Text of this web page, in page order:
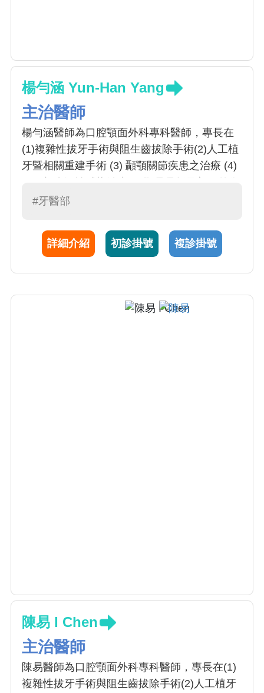
楊勻涵 Yun-Han Yang
主治醫師
楊勻涵醫師為口腔顎面外科專科醫師，專長在
(1)複雜性拔牙手術與阻生齒拔除手術(2)人工植
牙暨相關重建手術 (3) 顳顎關節疾患之治療 (4)
處理 (6)顎顏面畸形暨咬合功能異常的診治(7)
#牙醫部
詳細介紹 初診掛號 複診掛號
陳易 I Chen
主治醫師
陳易醫師為口腔顎面外科專科醫師，專長在(1)
複雜性拔牙手術與阻生齒拔除手術(2)人工植牙